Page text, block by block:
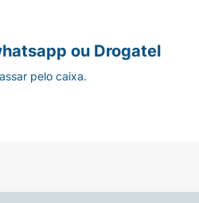
ou Drogatel
pelo caixa.